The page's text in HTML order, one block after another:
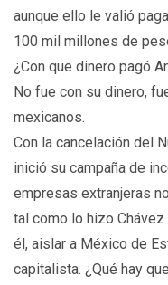
aunque ello le valió
100 mil millones de
¿Con que dinero pagó
No fue con su dinero,
mexicanos.
Con la cancelación del
inició su campaña de
empresas extranjeras
tal como lo hizo
él, aislar a México de
capitalista. ¿Qué hay